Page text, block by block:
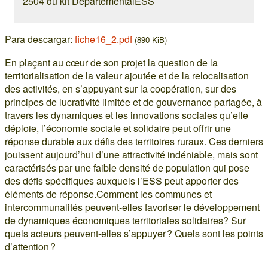
Para descargar: fiche16_2.pdf (890 KiB)
En plaçant au cœur de son projet la question de la
territorialisation de la valeur ajoutée et de la relocalisation
des activités, en s’appuyant sur la coopération, sur des
principes de lucrativité limitée et de gouvernance partagée, à
travers les dynamiques et les innovations sociales qu’elle
déploie, l’économie sociale et solidaire peut offrir une
réponse durable aux défis des territoires ruraux. Ces derniers
jouissent aujourd’hui d’une attractivité indéniable, mais sont
caractérisés par une faible densité de population qui pose
des défis spécifiques auxquels l’ESS peut apporter des
éléments de réponse.Comment les communes et
intercommunalités peuvent-elles favoriser le développement
de dynamiques économiques territoriales solidaires? Sur
quels acteurs peuvent-elles s’appuyer ? Quels sont les points
d’attention ?